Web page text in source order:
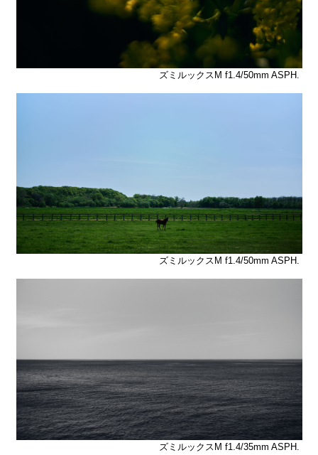
ズミルックスM f1.4/50mm ASPH.
ズミルックスM f1.4/50mm ASPH.
ズミルックスM f1.4/35mm ASPH.